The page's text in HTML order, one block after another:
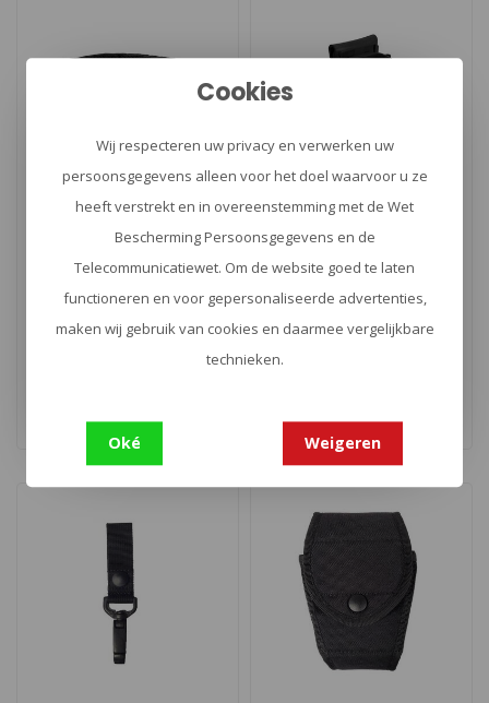
TT Warrior Belt MK IV
Deze veelzijdige gear belt
combineert comfort met
functionaliteit dankzij het sl..
GunClip
GunClip van Crye Precision.
Maak kennis met de
GUNCLIP ™, een geheel
€56,89
Cookies
Wij respecteren uw privacy en verwerken uw
persoonsgegevens alleen voor het doel waarvoor u ze
heeft verstrekt en in overeenstemming met de Wet
Bescherming Persoonsgegevens en de
Telecommunicatiewet. Om de website goed te laten
functioneren en voor gepersonaliseerde advertenties,
maken wij gebruik van cookies en daarmee vergelijkbare
technieken.
Oké Weigeren